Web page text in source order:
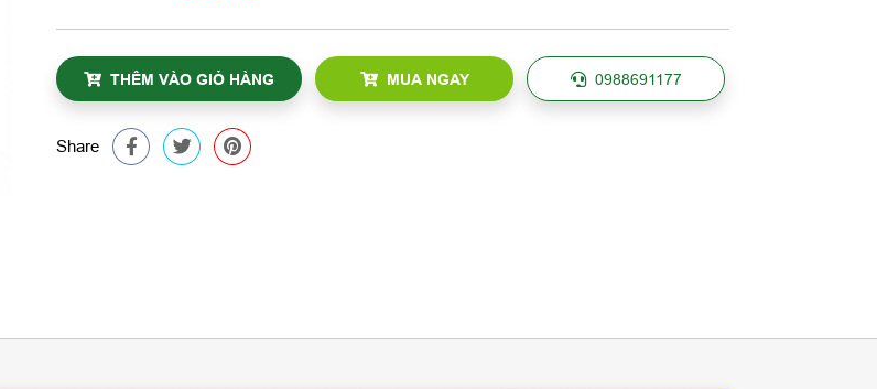
THÊM VÀO GIỎ HÀNG MUA NGAY 0988691177
Share